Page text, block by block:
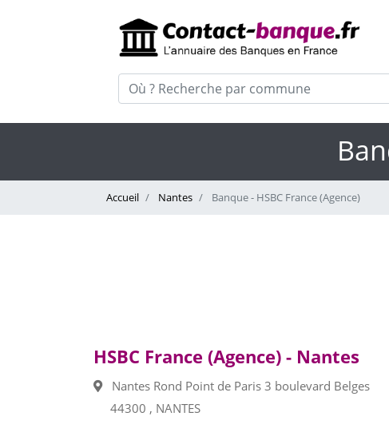
Accueil Nantes Banque - HSBC France (Agence)
HSBC France (Agence) - Nantes
Nantes Rond Point de Paris 3 boulevard Belges
44300 , NANTES